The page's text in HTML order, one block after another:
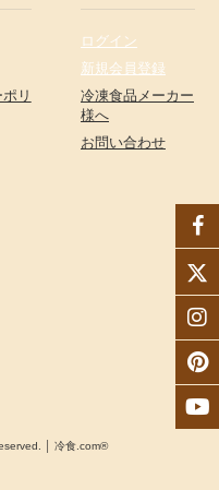
リ
ログイン
新規会員登録
冷凍食品メーカー
様へ
お問い合わせ
│ 冷食.com®